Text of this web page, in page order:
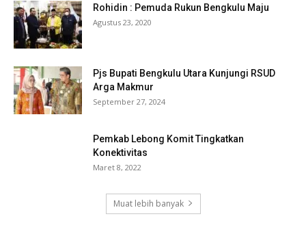
Rohidin : Pemuda Rukun Bengkulu Maju
Agustus 23, 2020
Pjs Bupati Bengkulu Utara Kunjungi RSUD
Arga Makmur
September 27, 2024
Pemkab Lebong Komit Tingkatkan
Konektivitas
Maret 8, 2022
Muat lebih banyak